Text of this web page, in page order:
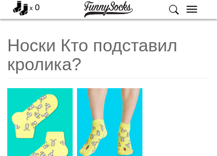
Меню
x 0
Носки Кто подставил
кролика?